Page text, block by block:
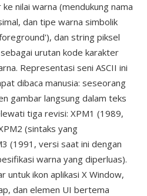
nilai warna (mendukung nama
dan tipe warna simbolik
dan string piksel
urutan kode karakter
Representasi seni ASCII ini
dibaca manusia: seseorang
gambar langsung dalam teks
tiga revisi: XPM1 (1989,
(sintaks yang
(1991, versi saat ini dengan
warna yang diperluas).
untuk ikon aplikasi X Window,
dan elemen UI bertema